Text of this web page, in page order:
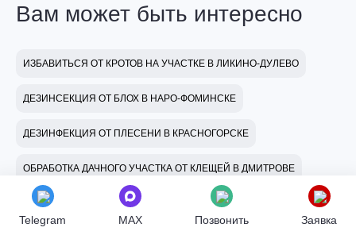
Вам может быть интересно
ИЗБАВИТЬСЯ ОТ КРОТОВ НА УЧАСТКЕ В ЛИКИНО-ДУЛЕВО
ДЕЗИНСЕКЦИЯ ОТ БЛОХ В НАРО-ФОМИНСКЕ
ДЕЗИНФЕКЦИЯ ОТ ПЛЕСЕНИ В КРАСНОГОРСКЕ
ОБРАБОТКА ДАЧНОГО УЧАСТКА ОТ КЛЕЩЕЙ В ДМИТРОВЕ
Telegram MAX Позвонить Заявка